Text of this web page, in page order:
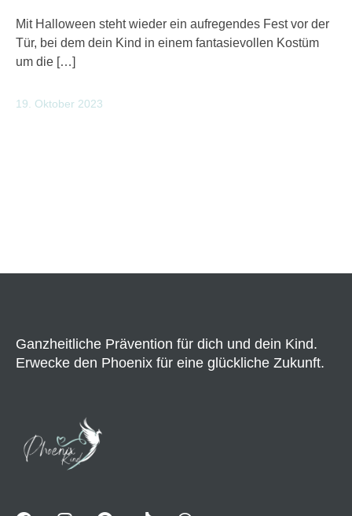
Mit Halloween steht wieder ein aufregendes Fest vor der
Tür, bei dem dein Kind in einem fantasievollen Kostüm
um die […]
19. Oktober 2023
Ganzheitliche Prävention für dich und dein Kind.
Erwecke den Phoenix für eine glückliche Zukunft.